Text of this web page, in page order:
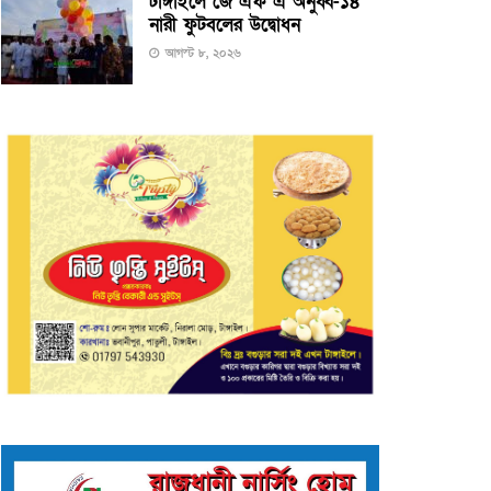
নারী ফুটবলের উদ্বোধন
আগস্ট ৮, ২০২৬